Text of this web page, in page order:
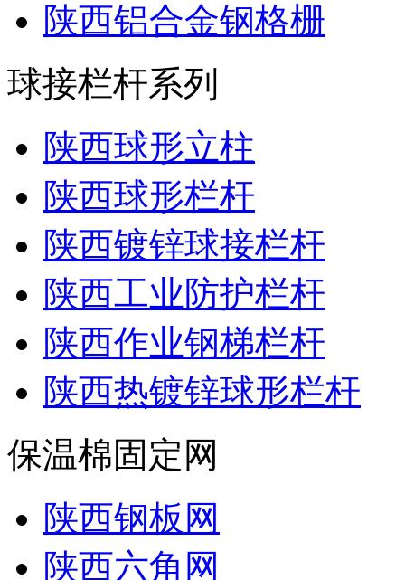
陕西铝合金钢格栅
球接栏杆系列
陕西球形立柱
陕西球形栏杆
陕西镀锌球接栏杆
陕西工业防护栏杆
陕西作业钢梯栏杆
陕西热镀锌球形栏杆
保温棉固定网
陕西钢板网
陕西六角网